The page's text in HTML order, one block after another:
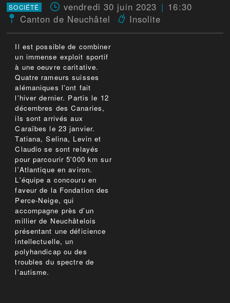
SOCIÉTÉ vendredi 30 juin 2023
16:30
Canton de Neuchâtel
Insolite
Il est possible de combiner
un immense exploit sportif
à une oeuvre caritative.
Quatre rameurs suisses
alémaniques l'ont fait
l'hiver dernier. Partis le 12
décembres des Canaries,
ils sont arrivés aux
Caraïbes le 23 janvier.
Tatiana, Selina, Levin et
Claudio se sont relayés
pour parcourir 5'000 km sur
l'Atlantique en aviron.
L'équipe a concouru en
faveur de la Fondation des
Perce-Neige, qui
accompagne près d'un
millier de Neuchâtelois
présentant une déficience
intellectuelle, un
polyhandicap ou des
troubles du spectre de
l’autisme.